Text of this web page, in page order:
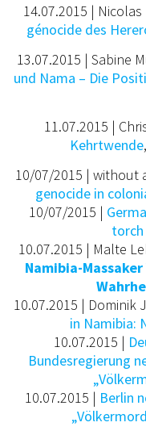
14.07.2015 | Nicolas
génocide des
13.07.2015 | Sabine
und Nama – Die
11.07.2015 |
Kehrtwende
10/07/2015 | without
genocide in
10/07/2015 |
torch
10.07.2015 | Malte
Namibia-
10.07.2015 | Dominik
in Namibia:
10.07.2015 |
Bundesregierung
10.07.2015 | Berlin